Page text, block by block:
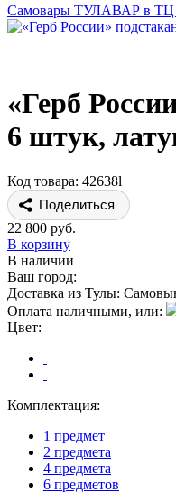
Самовары ТУЛАВАР в ТЦ
«Герб
6 штук,
Код товара: 42638l
Поделиться
22 800 руб.
В корзину
В наличии
Ваш город:
Доставка из Тулы:
Оплата наличными, или:
Цвет:
Комплектация:
1 предмет
2 предмета
4 предмета
6 предметов